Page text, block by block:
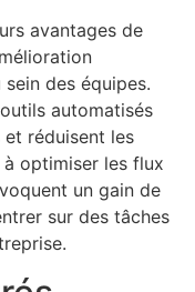
avantages de
sein des équipes.
automatisés
réduisent les
optimiser les flux
un gain de
sur des tâches